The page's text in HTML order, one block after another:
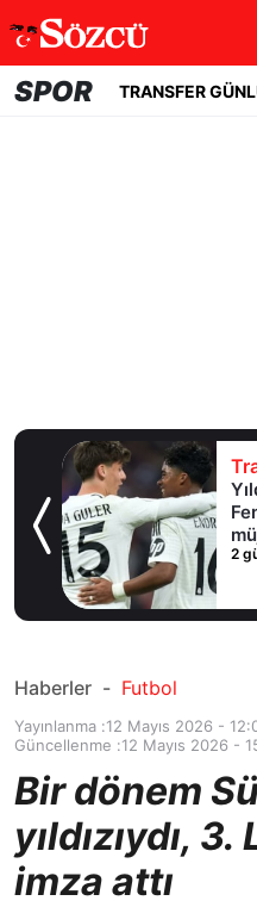
SPOR TRANSFER
2
Haberler - Futbol
Yayınlanma :12 Mayıs 2026 -
Güncellenme :12 Mayıs 2026 -
Bir dönem
yıldızıydı,
imza attı